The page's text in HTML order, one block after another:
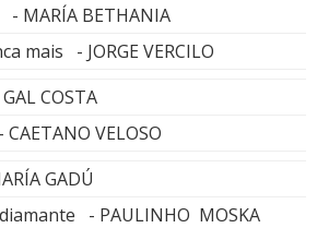
MARÍA BETHANIA
mais - JORGE VERCILO
COSTA
VELOSO
GADÚ
- PAULINHO MOSKA